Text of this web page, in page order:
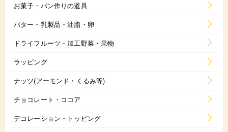
お菓子・パン作りの道具
バター・乳製品・油脂・卵
ドライフルーツ・加工野菜・果物
ラッピング
ナッツ(アーモンド・くるみ等)
チョコレート・ココア
デコレーション・トッピング